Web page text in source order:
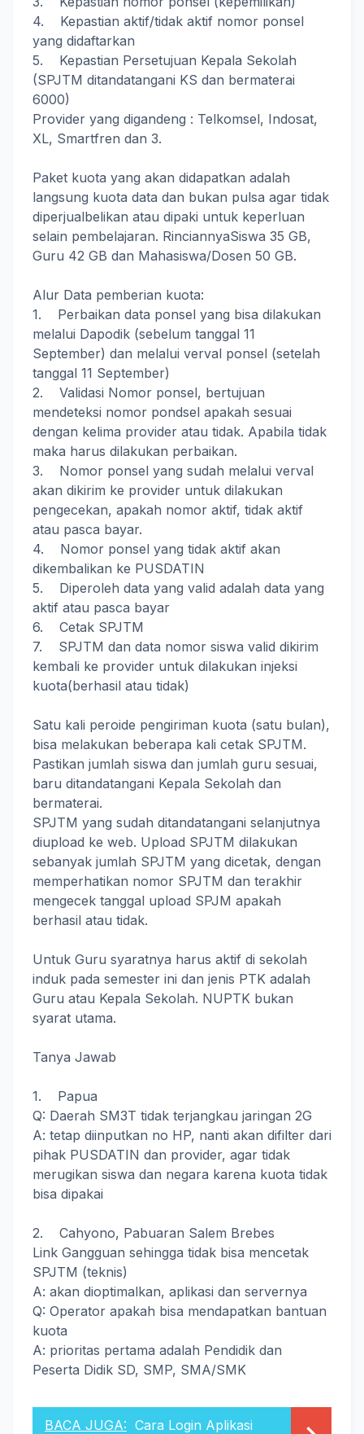
4. Kepastian aktif/tidak aktif nomor ponsel
yang didaftarkan
5. Kepastian Persetujuan Kepala Sekolah
(SPJTM ditandatangani KS dan bermaterai
6000)
Provider yang digandeng : Telkomsel, Indosat,
XL, Smartfren dan 3.
Paket kuota yang akan didapatkan adalah
langsung kuota data dan bukan pulsa agar tidak
diperjualbelikan atau dipaki untuk keperluan
selain pembelajaran. RinciannyaSiswa 35 GB,
Guru 42 GB dan Mahasiswa/Dosen 50 GB.
Alur Data pemberian kuota:
1. Perbaikan data ponsel yang bisa dilakukan
melalui Dapodik (sebelum tanggal 11
September) dan melalui verval ponsel (setelah
tanggal 11 September)
2. Validasi Nomor ponsel, bertujuan
mendeteksi nomor pondsel apakah sesuai
dengan kelima provider atau tidak. Apabila tidak
maka harus dilakukan perbaikan.
3. Nomor ponsel yang sudah melalui verval
akan dikirim ke provider untuk dilakukan
pengecekan, apakah nomor aktif, tidak aktif
atau pasca bayar.
4. Nomor ponsel yang tidak aktif akan
dikembalikan ke PUSDATIN
5. Diperoleh data yang valid adalah data yang
aktif atau pasca bayar
6. Cetak SPJTM
7. SPJTM dan data nomor siswa valid dikirim
kembali ke provider untuk dilakukan injeksi
kuota(berhasil atau tidak)
Satu kali peroide pengiriman kuota (satu bulan),
bisa melakukan beberapa kali cetak SPJTM.
Pastikan jumlah siswa dan jumlah guru sesuai,
baru ditandatangani Kepala Sekolah dan
bermaterai.
SPJTM yang sudah ditandatangani selanjutnya
diupload ke web. Upload SPJTM dilakukan
sebanyak jumlah SPJTM yang dicetak, dengan
memperhatikan nomor SPJTM dan terakhir
mengecek tanggal upload SPJM apakah
berhasil atau tidak.
Untuk Guru syaratnya harus aktif di sekolah
induk pada semester ini dan jenis PTK adalah
Guru atau Kepala Sekolah. NUPTK bukan
syarat utama.
Tanya Jawab
1. Papua
Q: Daerah SM3T tidak terjangkau jaringan 2G
A: tetap diinputkan no HP, nanti akan difilter dari
pihak PUSDATIN dan provider, agar tidak
merugikan siswa dan negara karena kuota tidak
bisa dipakai
2. Cahyono, Pabuaran Salem Brebes
Link Gangguan sehingga tidak bisa mencetak
SPJTM (teknis)
A: akan dioptimalkan, aplikasi dan servernya
Q: Operator apakah bisa mendapatkan bantuan
kuota
A: prioritas pertama adalah Pendidik dan
Peserta Didik SD, SMP, SMA/SMK
BACA JUGA: Cara Login Aplikasi